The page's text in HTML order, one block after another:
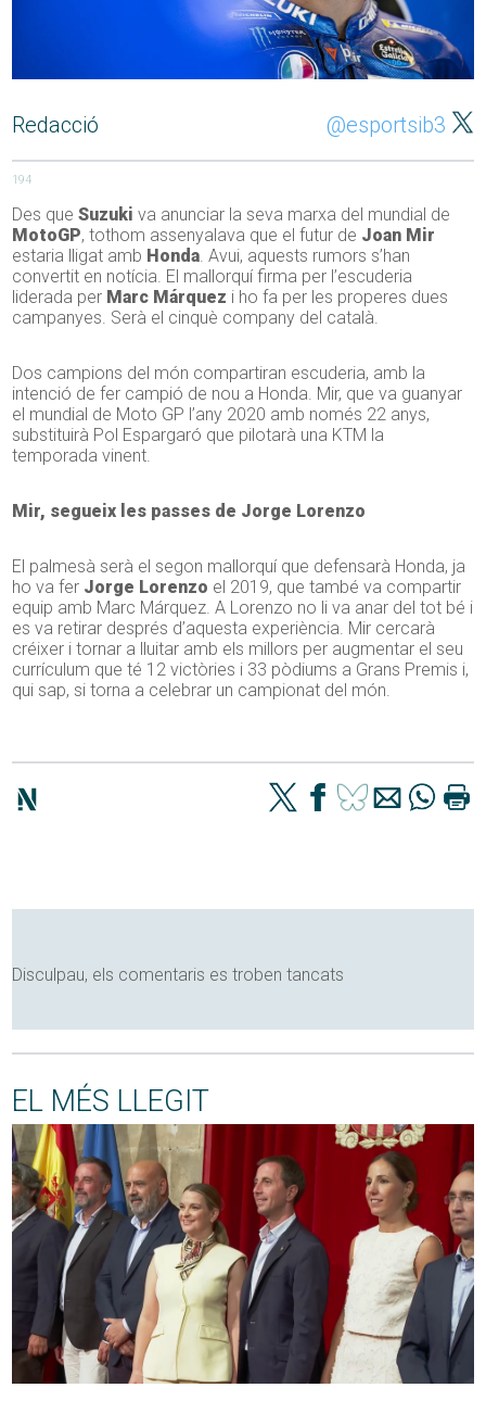
Redacció @esportsib3
194
Des queSuzuki va anunciar la seva marxa del mundial de
MotoGP, tothom assenyalava que el futur de Joan Mir
estaria lligat amb Honda . Avui, aquests rumors s’han
convertit en notícia. El mallorquí firma per l’escuderia
liderada per Marc Márquez i ho fa per les properes dues
campanyes. Serà el cinquè company del català.
Dos campions del món compartiran escuderia, amb la
intenció de fer campió de nou a Honda. Mir, que va guanyar
el mundial de Moto GP l’any 2020 amb només 22 anys,
substituirà Pol Espargaró que pilotarà una KTM la
temporada vinent.
Mir, segueix les passes de Jorge Lorenzo
El palmesà serà el segon mallorquí que defensarà Honda, ja
ho va fer Jorge Lorenzo el 2019, que també va compartir
equip amb Marc Márquez. A Lorenzo no li va anar del tot bé i
es va retirar després d’aquesta experiència. Mir cercarà
créixer i tornar a lluitar amb els millors per augmentar el seu
currículum que té 12 victòries i 33 pòdiums a Grans Premis i,
qui sap, si torna a celebrar un campionat del món.
Disculpau, els comentaris es troben tancats
EL MÉS LLEGIT